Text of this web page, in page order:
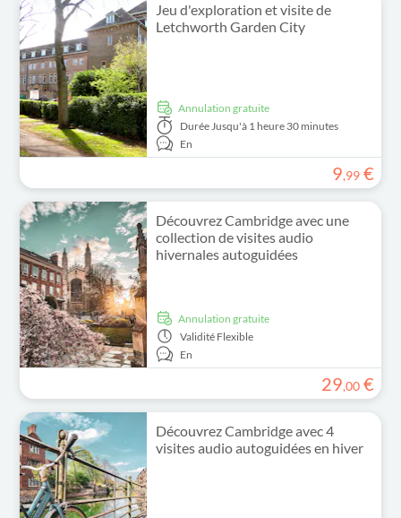
Jeu d'exploration et visite de
Letchworth Garden City
Annulation gratuite
Durée Jusqu'à 1 heure 30 minutes
En
9,99 €
Découvrez Cambridge avec une
collection de visites audio
hivernales autoguidées
Annulation gratuite
Validité Flexible
En
29,00 €
Découvrez Cambridge avec 4
visites audio autoguidées en hiver